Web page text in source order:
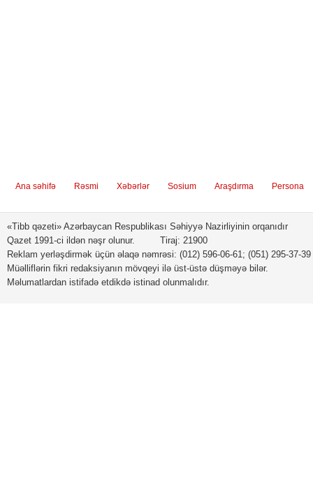
Ana səhifə Rəsmi Xəbərlər Sosium Araşdırma Persona
«Tibb qəzeti» Azərbaycan Respublikası Səhiyyə Nazirliyinin orqanıdır
Qazet 1991-ci ildən nəşr olunur. Tiraj: 21900
Reklam yerləşdirmək üçün əlaqə nəmrəsi: (012) 596-06-61; (051) 295-37-39
Müəlliflərin fikri redaksiyanın mövqeyi ilə üst-üstə düşməyə bilər.
Məlumatlardan istifadə etdikdə istinad olunmalıdır.